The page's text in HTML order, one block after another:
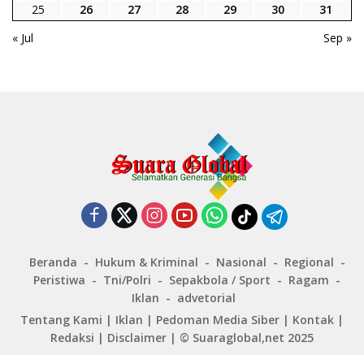
25
26 27 28 29 30
31
« Jul
Sep »
Beranda Hukum & Kriminal Nasional
Regional
Peristiwa
Tni/Polri Sepakbola / Sport
Ragam
Iklan
advetorial
Tentang Kami | Iklan | Pedoman Media Siber | Kontak |
Redaksi | Disclaimer | © Suaraglobal,net 2025